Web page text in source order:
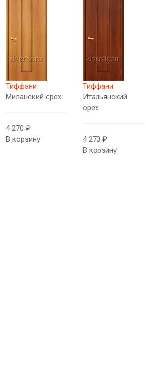
Тиффани
Миланский орех
4 270 ₽
В корзину
Тиффани
Итальянский
орех
4 270 ₽
В корзину